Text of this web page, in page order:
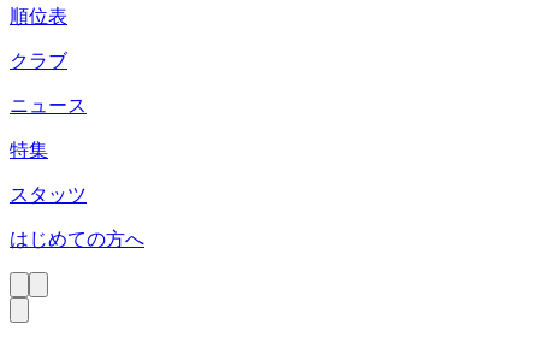
順位表
クラブ
ニュース
特集
スタッツ
はじめての方へ